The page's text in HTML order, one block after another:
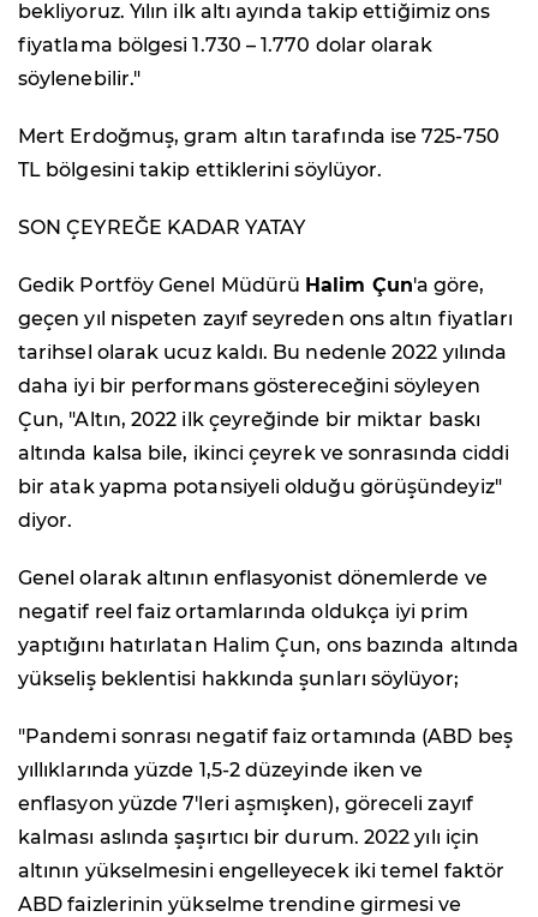
bekliyoruz. Yılın ilk altı ayında takip ettiğimiz ons
fiyatlama bölgesi 1.730 – 1.770 dolar olarak
söylenebilir."
Mert Erdoğmuş, gram altın tarafında ise 725-750
TL bölgesini takip ettiklerini söylüyor.
SON ÇEYREĞE KADAR YATAY
Gedik Portföy Genel Müdürü Halim Çun'a göre,
geçen yıl nispeten zayıf seyreden ons altın fiyatları
tarihsel olarak ucuz kaldı. Bu nedenle 2022 yılında
daha iyi bir performans göstereceğini söyleyen
Çun, "Altın, 2022 ilk çeyreğinde bir miktar baskı
altında kalsa bile, ikinci çeyrek ve sonrasında ciddi
bir atak yapma potansiyeli olduğu görüşündeyiz"
diyor.
Genel olarak altının enflasyonist dönemlerde ve
negatif reel faiz ortamlarında oldukça iyi prim
yaptığını hatırlatan Halim Çun, ons bazında altında
yükseliş beklentisi hakkında şunları söylüyor;
"Pandemi sonrası negatif faiz ortamında (ABD beş
yıllıklarında yüzde 1,5-2 düzeyinde iken ve
enflasyon yüzde 7'leri aşmışken), göreceli zayıf
kalması aslında şaşırtıcı bir durum. 2022 yılı için
altının yükselmesini engelleyecek iki temel faktör
ABD faizlerinin yükselme trendine girmesi ve